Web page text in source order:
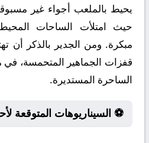
يحيط بالملعب أجواء غير
حيث امتلأت الساحات
مبكرة. ومن الجدير بالذكر أن
قفزات الجماهير المتحمسة،
الساحرة المستديرة.
⚽ السيناريوهات المتوقعة